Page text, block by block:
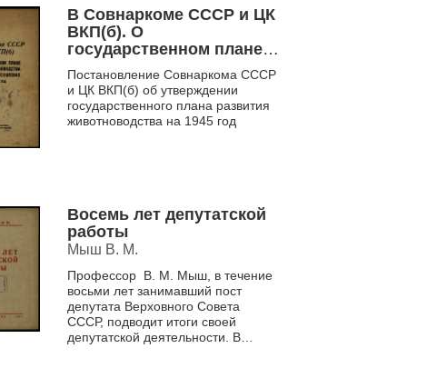
В Совнаркоме СССР и ЦК
ВКП(б). О
государственном плане
развития
животноводства в
колхозах и совхозах на
1945 год
Постановление Совнаркома СССР
и ЦК ВКП(б) об утверждении
государственного плана развития
животноводства на 1945 год
Восемь лет депутатской
работы
Мыш В. М.
Профессор В. М. Мыш, в течение
восьми лет занимавший пост
депутата Верховного Совета
СССР, подводит итоги своей
депутатской деятельности. В